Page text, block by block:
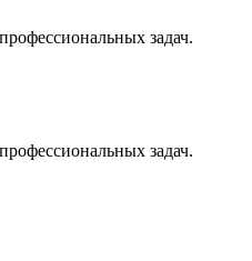
задач.
задач.